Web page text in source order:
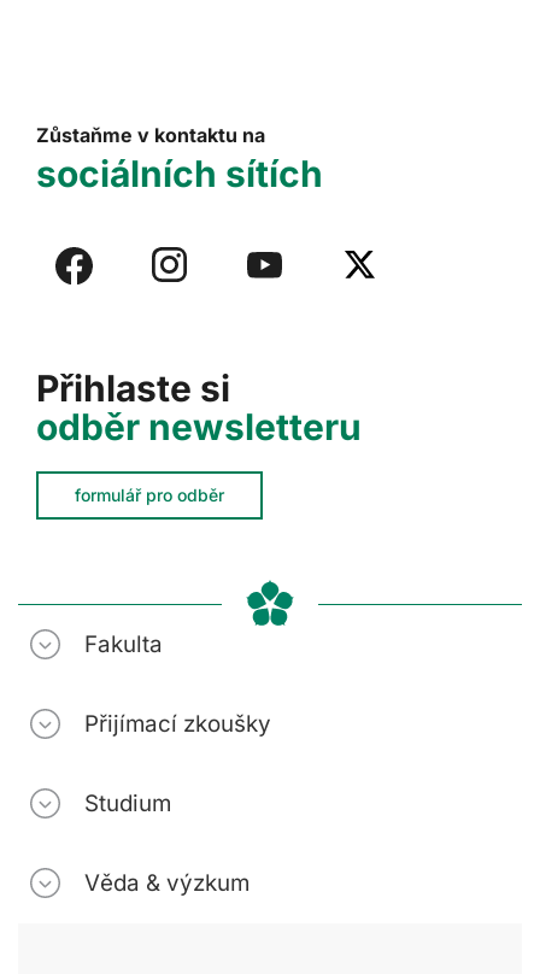
Přihlaste si
odběr newsletteru
formulář pro odběr
Zůstaňme v kontaktu na
sociálních sítích
Fakulta
Přijímací zkoušky
Studium
Věda & výzkum